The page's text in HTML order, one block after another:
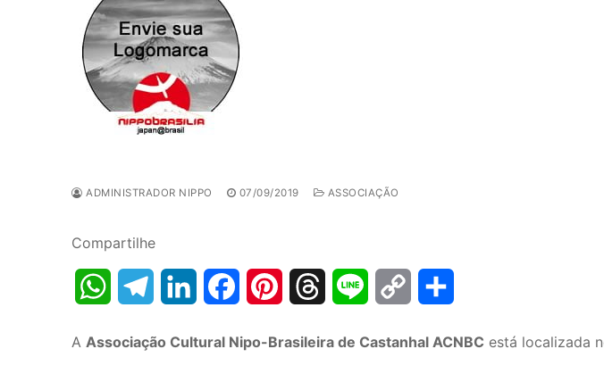
ADMINISTRADOR NIPPO 07/09/2019 ASSOCIAÇÃO
Compartilhe
WhatsAppTelegramLinkedInFacebookPinterestThreads Line
Copy
A Associação Cultural Nipo-Brasileira de Castanhal ACNBC está localizada